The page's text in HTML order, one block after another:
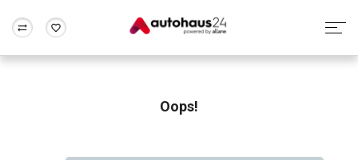
Rund um die Inzahlungnahme
Oops!